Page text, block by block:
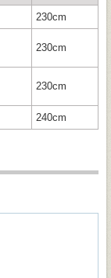
230cm
230cm
230cm
240cm